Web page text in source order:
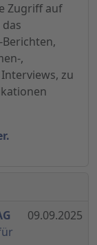
Zugriff auf
,
zu
09.09.2025